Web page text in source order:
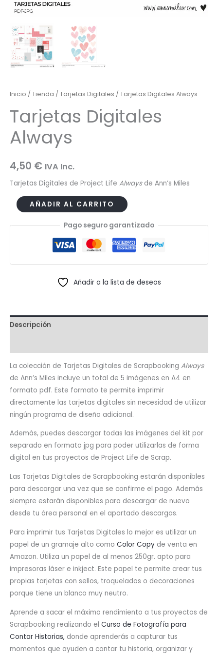
Inicio / Tienda / Tarjetas Digitales / Tarjetas Digitales Always
Tarjetas Digitales
Always
4,50 € IVA Inc.
Tarjetas Digitales de Project Life Always de Ann’s Miles
Tarjetas
Digitales
Always
AÑADIR AL CARRITO
Pago seguro garantizado
Añadir a la lista de deseos
Descripción
La colección de Tarjetas Digitales de Scrapbooking Always
de Ann’s Miles incluye un total de 5 imágenes en A4 en
formato pdf. Este formato te permite imprimir
directamente las tarjetas digitales sin necesidad de utilizar
ningún programa de diseño adicional.
Además, puedes descargar todas las imágenes del kit por
separado en formato jpg para poder utilizarlas de forma
digital en tus proyectos de Project Life de Scrap.
Las Tarjetas Digitales de Scrapbooking estarán disponibles
para descargar una vez que se confirme el pago. Además
siempre estarán disponibles para descargar de nuevo
desde tu área personal en el apartado descargas.
Para imprimir tus Tarjetas Digitales lo mejor es utilizar un
papel de un gramaje alto como Color Copy de venta en
Amazon. Utiliza un papel de al menos 250gr. apto para
impresoras láser e inkject. Este papel te permite crear tus
propias tarjetas con sellos, troquelados o decoraciones
porque tiene un blanco muy neutro.
Aprende a sacar el máximo rendimiento a tus proyectos de
Scrapbooking realizando el Curso de Fotografía para
Contar Historias, donde aprenderás a capturar tus
momentos que ayuden a contar tu historia, organizar y